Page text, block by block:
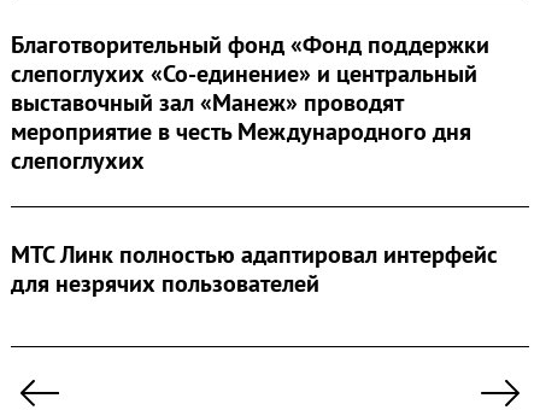
Благотворительный фонд «Фонд поддержки
слепоглухих «Со-единение» и центральный
выставочный зал «Манеж» проводят
мероприятие в честь Международного дня
слепоглухих
МТС Линк полностью адаптировал интерфейс
для незрячих пользователей
записей